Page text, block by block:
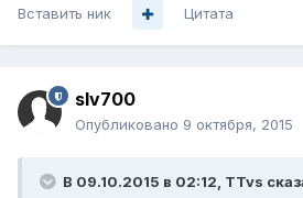
Вставить ник Цитата
slv700
Опубликовано 9 октября, 2015
В 09.10.2015 в 02:12, TTvs